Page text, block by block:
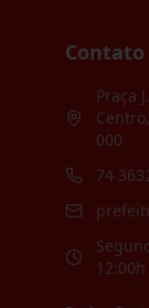
Contato
Praça
000
74